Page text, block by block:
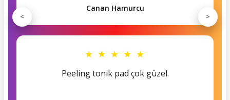
Canan Hamurcu
★ ★ ★ ★ ★
Peeling tonik pad çok güzel.
< >